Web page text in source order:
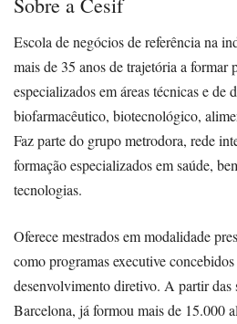
Escola de negócios de referência na
mais de 35 anos de trajetória a formar
especializados em áreas técnicas e de
biofarmacêutico, biotecnológico,
Faz parte do grupo metrodora, rede
formação especializados em saúde,
tecnologias.
Oferece mestrados em modalidade
como programas executive
desenvolvimento diretivo. A partir das
Barcelona, já formou mais de 15.000